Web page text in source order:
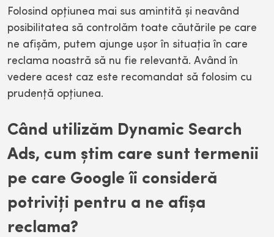
Folosind opţiunea mai sus amintită şi neavând
posibilitatea să controlăm toate căutările pe care
ne afişăm, putem ajunge uşor în situaţia în care
reclama noastră să nu fie relevantă. Având în
vedere acest caz este recomandat să folosim cu
prudenţă opţiunea.
Când utilizăm Dynamic Search
Ads, cum ştim care sunt termenii
pe care Google îi consideră
potriviţi pentru a ne afişa
reclama?